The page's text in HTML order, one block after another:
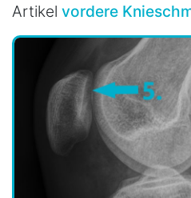
Artikel vordere